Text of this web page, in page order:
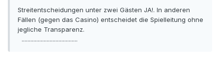
Streitentscheidungen unter zwei Gästen JA!. In anderen
Fällen (gegen das Casino) entscheidet die Spielleitung ohne
jegliche Transparenz.
......................................